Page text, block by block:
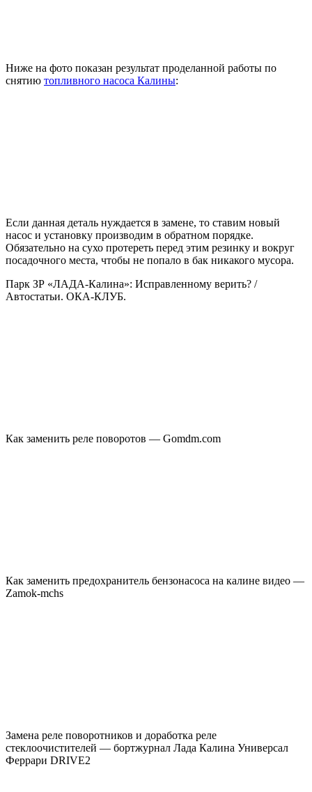
Ниже на фото показан результат проделанной работы по
снятию топливного насоса Калины:
Если данная деталь нуждается в замене, то ставим новый
насос и установку производим в обратном порядке.
Обязательно на сухо протереть перед этим резинку и вокруг
посадочного места, чтобы не попало в бак никакого мусора.
Парк ЗР «ЛАДА-Калина»: Исправленному верить? /
Автостатьи. ОКА-КЛУБ.
Как заменить реле поворотов — Gomdm.com
Как заменить предохранитель бензонасоса на калине видео —
Zamok-mchs
Замена реле поворотников и доработка реле
стеклоочистителей — бортжурнал Лада Калина Универсал
Феррари DRIVE2